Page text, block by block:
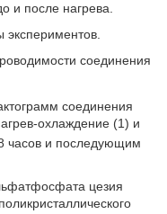
и после нагрева.
экспериментов.
соединения
соединения
охлаждение (1) и
часов и последующим
цезия